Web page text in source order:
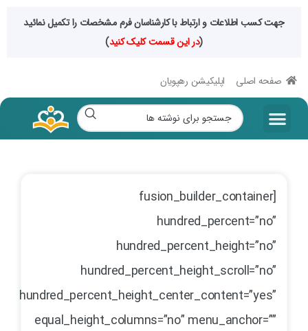
جهت کسب اطلاعات و ارتباط با کارشناسان فرم مشخصات را تکمیل نمائید
(در این قسمت کلیک کنید)
صفحه اصلی اپلیکیشن رهپویان
[fusion_builder_container
hundred_percent=”no”
hundred_percent_height=”no”
hundred_percent_height_scroll=”no”
hundred_percent_height_center_content=”yes”
equal_height_columns=”no” menu_anchor=””